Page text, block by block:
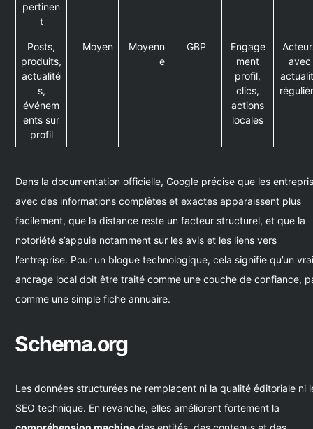
pertinen
t
Posts,
produits,
actualité
s,
événem
ents sur
profil
Moyen
Moyenn
e
GBP
Engage
ment
profil,
clics,
actions
locales
avec
Dans la documentation officielle, Google précise que les
avec des informations complètes et exactes apparaissent plus
facilement, que la distance reste un facteur structurel, et que la
notoriété s’appuie notamment sur les avis et les liens vers
l’entreprise. Pour un blogue technologique, cela signifie qu’un
ancrage local doit être traité comme une couche de confiance,
comme une simple fiche annuaire.
Schema.org
Les données structurées ne remplacent ni la qualité éditoriale ni
SEO technique. En revanche, elles améliorent fortement la